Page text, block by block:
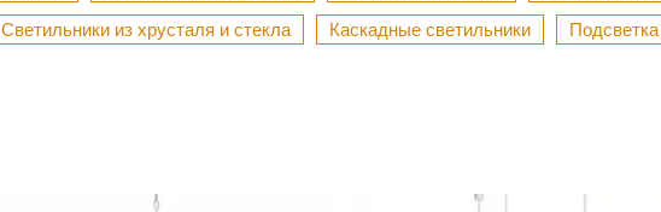
Светильники из хрусталя и стекла Каскадные светильники